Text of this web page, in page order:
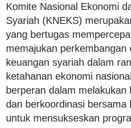
Komite Nasional Ekonomi
Syariah (KNEKS)
yang bertugas
memajukan perkembangan
keuangan syariah dalam
ketahanan ekonomi
berperan dalam melakukan
dan berkoordinasi bersama
untuk mensukseskan